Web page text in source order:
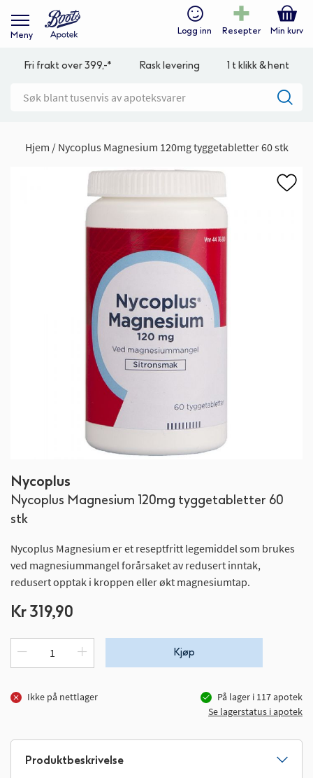
Meny Logg inn Resepter Min kurv
Fri frakt over 399,-* Rask levering 1 t klikk & hent
Hjem Nycoplus Magnesium 120mg tyggetabletter 60 stk
Nycoplus
Nycoplus Magnesium 120mg tyggetabletter 60
stk
Nycoplus Magnesium er et reseptfritt legemiddel som brukes
ved magnesiummangel forårsaket av redusert inntak,
redusert opptak i kroppen eller økt magnesiumtap.
Kr 319,90
Kjøp
Ikke på nettlager På lager i 117apotek
Se lagerstatus i apotek
til
begynnelsen
av
Produktbeskrivelse